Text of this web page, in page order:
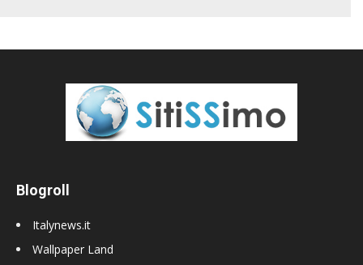
Blogroll
Italynews.it
Wallpaper Land